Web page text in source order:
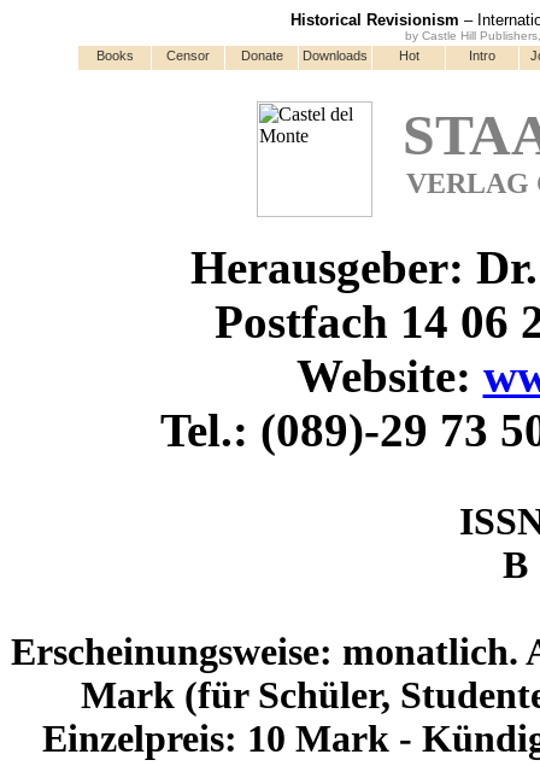
Historical Revisionism –
by Castle Hill
VERLAG
Herausgeber:
Postfach 14 06
Website:
Tel.: (089)-29 73
B
Erscheinungsweise:
Mark (für Schüler,
Einzelpreis: 10 Mark -
Books Censor Donate Downloads Hot Intro